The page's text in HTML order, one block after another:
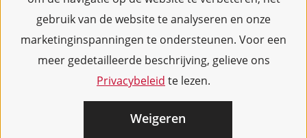
gebruik van de website te analyseren en onze
marketinginspanningen te ondersteunen. Voor een
meer gedetailleerde beschrijving, gelieve ons
Privacybeleid te lezen.
Weigeren